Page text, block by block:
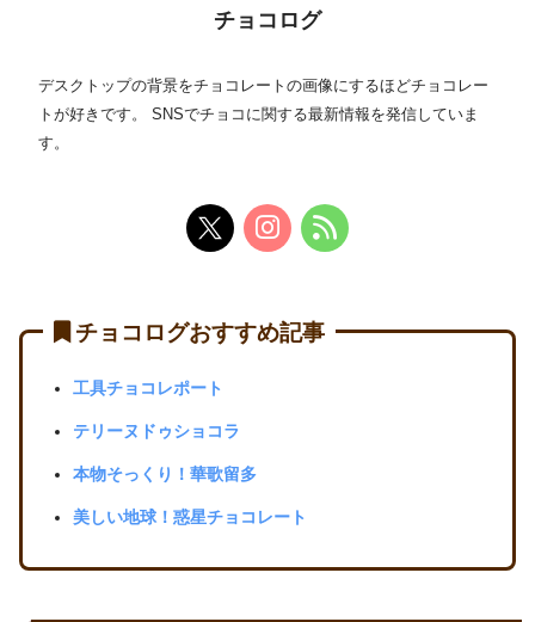
チョコログ
デスクトップの背景をチョコレートの画像にするほどチョコレー
トが好きです。 SNSでチョコに関する最新情報を発信していま
す。
チョコログおすすめ記事
工具チョコレポート
テリーヌドゥショコラ
本物そっくり！華歌留多
美しい地球！惑星チョコレート